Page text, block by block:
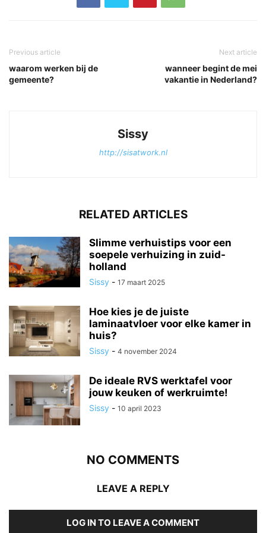
Previous article
waarom werken bij de
gemeente?
Next article
wanneer begint de mei
vakantie in Nederland?
Sissy
http://sisatwork.nl
RELATED ARTICLES
Slimme verhuistips voor een
soepele verhuizing in zuid-
holland
Sissy - 17 maart 2025
Hoe kies je de juiste
laminaatvloer voor elke kamer in
huis?
Sissy - 4 november 2024
De ideale RVS werktafel voor
jouw keuken of werkruimte!
Sissy - 10 april 2023
NO COMMENTS
LEAVE A REPLY
LOG IN TO LEAVE A COMMENT